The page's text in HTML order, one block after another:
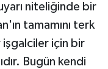
niteliğinde bir
tamamını terk
için bir
Bugün kendi